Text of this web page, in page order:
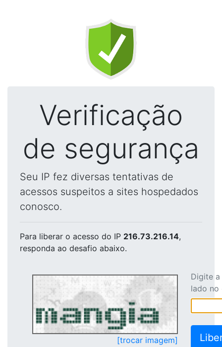
Verificação
de segurança
Seu IP fez diversas tentativas de
acessos suspeitos a sites hospedados
conosco.
Para liberar o acesso do IP 216.73.216.14,
responda ao desafio abaixo.
[trocar imagem]
Digite
lado no